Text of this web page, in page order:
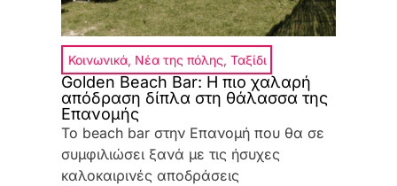
Κοινωνικά, Νέα της πόλης, Ταξίδι
Golden Beach Bar: Η πιο χαλαρή
απόδραση δίπλα στη θάλασσα της
Επανομής
Το beach bar στην Επανομή που θα σε
συμφιλιώσει ξανά με τις ήσυχες
καλοκαιρινές αποδράσεις